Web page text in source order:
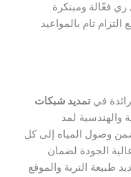
ري فعّالة ومبتكرة
تام بالمواعيد
فيتمديد شبكات
والهندسية لمد
وصول المياه إلى كل
الجودة لضمان
طبيعة التربة والموقع